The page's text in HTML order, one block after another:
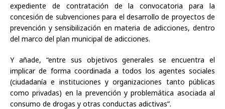
expediente de contratación de la convocatoria para la
concesión de subvenciones para el desarrollo de proyectos de
prevención y sensibilización en materia de adicciones, dentro
del marco del plan municipal de adicciones.
Y añade, “entre sus objetivos generales se encuentra el
implicar de forma coordinada a todos los agentes sociales
(ciudadanía e instituciones y organizaciones tanto públicas
como privadas) en la prevención y problemática asociada al
consumo de drogas y otras conductas adictivas”.